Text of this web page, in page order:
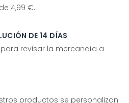
4,99 €.
DE 14 DÍAS
revisar la mercancía a
productos se personalizan